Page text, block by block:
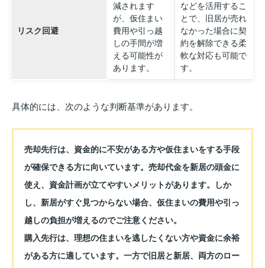
リスク回避
減されます
が、仮住まい
費用や引っ越
しの手間が増
える可能性が
あります。
などを活用するこ
とで、旧居が売れ
なかった場合に契
約を解除できる柔
軟な対応も可能で
す。
具体的には、次のような判断基準があります。
売却先行は、資金的に不安がある方や仮住まいをする手段
が確保できる方に向いています。売却代金を新居の頭金に
使え、資金計画が立てやすいメリットがあります。しか
し、新居がすぐ見つからない場合、仮住まいの費用や引っ
越しの負担が増えるのでご注意ください。
購入先行は、理想の住まいを逃したくない方や資金に余裕
がある方に適しています。一方で旧居と新居、両方のロー